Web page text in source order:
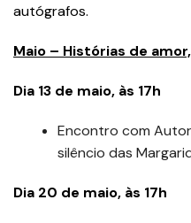
autógrafos.
Maio – Histórias de
Dia 13 de maio, às 17h
Encontro com
silêncio das
Dia 20 de maio, às 17h